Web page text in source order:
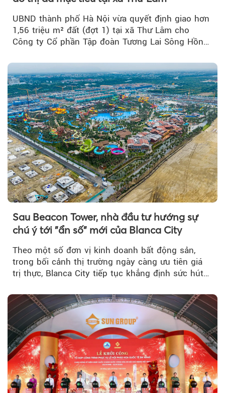
UBND thành phố Hà Nội vừa quyết định giao hơn
1,56 triệu m² đất (đợt 1) tại xã Thư Lâm cho
Công ty Cổ phần Tập đoàn Tương Lai Sông Hồng
Sau Beacon Tower, nhà đầu tư hướng sự
chú ý tới "ẩn số" mới của Blanca City
Theo một số đơn vị kinh doanh bất động sản,
trong bối cảnh thị trường ngày càng ưu tiên giá
trị thực, Blanca City tiếp tục khẳng định sức hút